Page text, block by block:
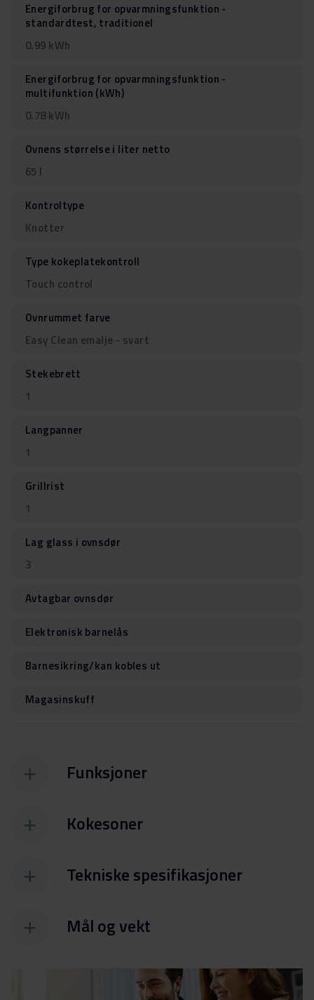
Energiforbrug for opvarmningsfunktion -
standardtest, traditionel
0.99 kWh
Energiforbrug for opvarmningsfunktion -
multifunktion (kWh)
0.78 kWh
Ovnens størrelse i liter netto
65 l
Kontroltype
Knotter
Type kokeplatekontroll
Touch control
Ovnrummet farve
Easy Clean emalje - svart
Stekebrett
1
Langpanner
1
Grillrist
1
Lag glass i ovnsdør
3
Avtagbar ovnsdør
Elektronisk barnelås
Barnesikring/kan kobles ut
Magasinskuff
Funksjoner
Kokesoner
Tekniske spesifikasjoner
Mål og vekt